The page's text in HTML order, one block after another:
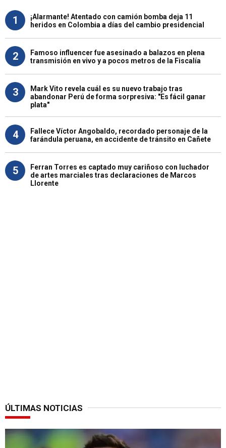
1
¡Alarmante! Atentado con camión bomba deja 11
heridos en Colombia a días del cambio presidencial
2
Famoso influencer fue asesinado a balazos en plena
transmisión en vivo y a pocos metros de la Fiscalía
3
Mark Vito revela cuál es su nuevo trabajo tras
abandonar Perú de forma sorpresiva: "Es fácil ganar
plata"
4
Fallece Víctor Angobaldo, recordado personaje de la
farándula peruana, en accidente de tránsito en Cañete
5
Ferran Torres es captado muy cariñoso con luchador
de artes marciales tras declaraciones de Marcos
Llorente
ÚLTIMAS NOTICIAS